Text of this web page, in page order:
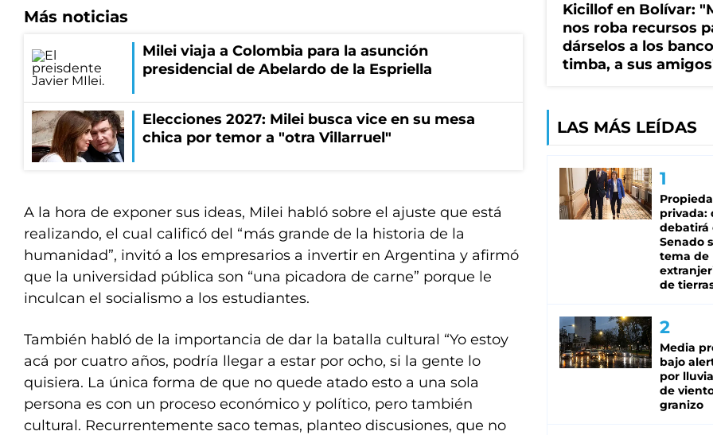
Más noticias
Milei viaja a Colombia para la asunción
presidencial de Abelardo de la Espriella
Elecciones 2027: Milei busca vice en su mesa
chica por temor a "otra Villarruel"
A la hora de exponer sus ideas, Milei habló sobre el ajuste que está
realizando, el cual calificó del “más grande de la historia de la
humanidad”, invitó a los empresarios a invertir en Argentina y afirmó
que la universidad pública son “una picadora de carne” porque le
inculcan el socialismo a los estudiantes.
También habló de la importancia de dar la batalla cultural “Yo estoy
acá por cuatro años, podría llegar a estar por ocho, si la gente lo
quisiera. La única forma de que no quede atado esto a una sola
persona es con un proceso económico y político, pero también
cultural. Recurrentemente saco temas, planteo discusiones, que no
Kicillof en Bolívar:
nos roba recursos
dárselos a los
timba, a sus
LAS MÁS LEÍDAS
privada:
debatirá
Senado
tema de
de
Media
bajo
por
de
granizo